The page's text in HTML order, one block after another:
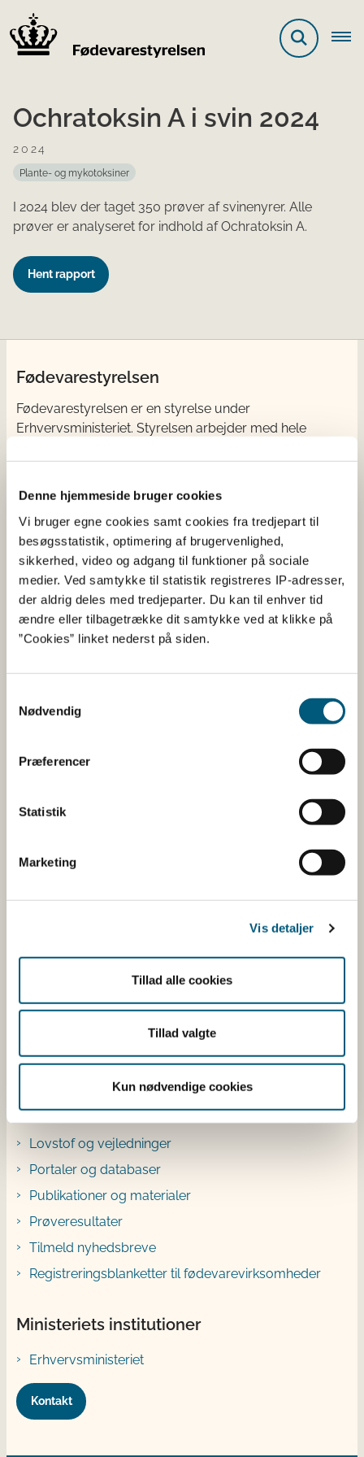
Denne hjemmeside bruger cookies
Vi bruger egne cookies samt cookies fra tredjepart til
besøgsstatistik, optimering af brugervenlighed,
sikkerhed, video og adgang til funktioner på sociale
medier. Ved samtykke til statistik registreres IP-adresser,
der aldrig deles med tredjeparter. Du kan til enhver tid
ændre eller tilbagetrække dit samtykke ved at klikke på
”Cookies” linket nederst på siden.
Nødvendig
Præferencer
Statistik
Marketing
Vis detaljer
Tillad alle cookies
Tillad valgte
Kun nødvendige cookies
Ochratoksin A i svin 2024
2024
Plante- og mykotoksiner
I 2024 blev der taget 350 prøver af svinenyrer. Alle
prøver er analyseret for indhold af Ochratoksin A.
Hent rapport
Fødevarestyrelsen
Fødevarestyrelsen er en styrelse under
Erhvervsministeriet. Styrelsen arbejder med hele
officielle Kostråd og smileykontroller, som du kender
fra cafeer, restauranter og supermarkeder.
Kontakt
Fødevarestyrelsen
Stationsparken 31-33
2600 Glostrup
Tlf. 72 2​​​7 69 00
Betaling af regning
Mandag: 9-12 og 13-15
Torsdag: 9-12 og 13-15
Genveje
Lovstof og vejledninger
Portaler og databaser
Publikationer og materialer
Prøveresultater
Tilmeld nyhedsbreve
Registreringsblanketter til fødevarevirksomheder
Ministeriets institutioner
Erhvervsministeriet
Kontakt